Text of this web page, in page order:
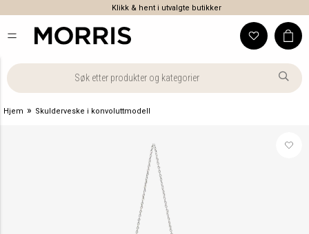
Klikk & hent i utvalgte butikker
Hjem » Skulderveske i konvoluttmodell